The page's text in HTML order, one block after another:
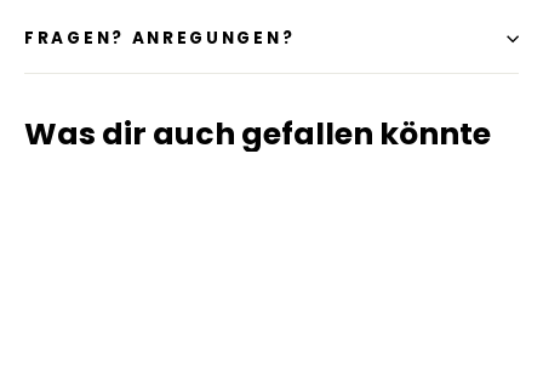
FRAGEN? ANREGUNGEN?
Was dir auch gefallen könnte